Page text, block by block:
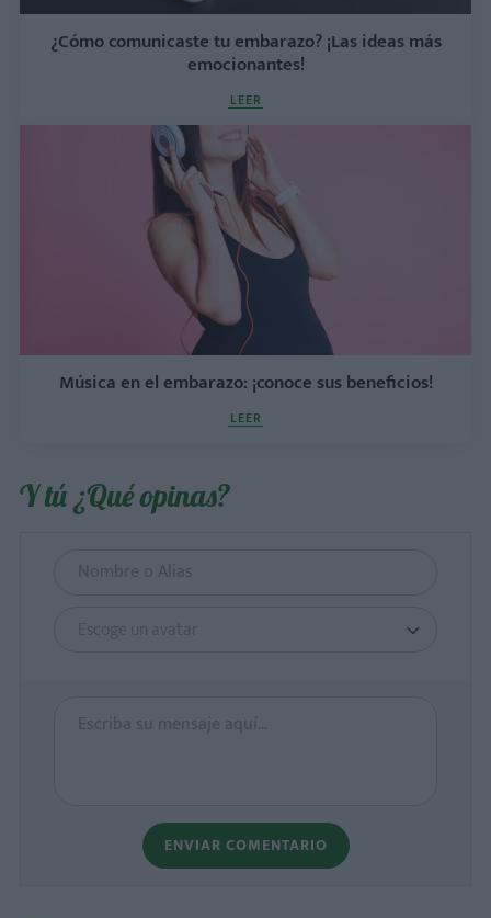
¿Cómo comunicaste tu embarazo? ¡Las ideas más
emocionantes!
LEER
Música en el embarazo: ¡conoce sus beneficios!
LEER
Y tú ¿Qué opinas?
Escoge un avatar
ENVIAR COMENTARIO